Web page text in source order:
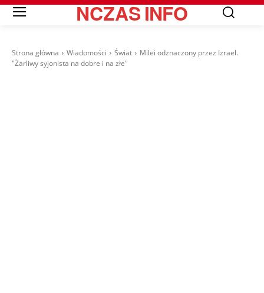
NCZASINFO
Strona główna Wiadomości Świat
Milei odznaczony przez Izrael.
"Żarliwy syjonista na dobre i na złe"